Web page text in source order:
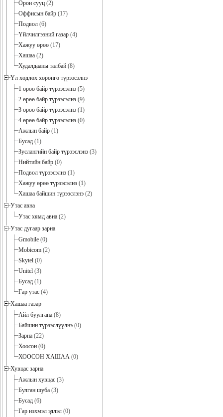
Орон сууц (2)
Оффисын байр (17)
Подвол (6)
Үйлчилгээний газар (4)
Хажуу өрөө (17)
Хашаа (2)
Худалдааны талбай (8)
Үл хөдлөх хөрөнгө түрээсэлнэ
1 өрөө байр түрээсэлнэ (5)
2 өрөө байр түрээсэлнэ (9)
3 өрөө байр түрээсэлнэ (1)
4 өрөө байр түрээсэлнэ (0)
Ажлын байр (1)
Бусад (1)
Зуслангийн байр түрээслэнэ (3)
Нийтийн байр (0)
Подвол түрээсэлнэ (1)
Хажуу өрөө түрээсэлнэ (1)
Хашаа байшин түрээслэнэ (2)
Утас авна
Утас хямд авна (2)
Утас дугаар зарна
Gmobile (0)
Mobicom (2)
Skytel (0)
Unitel (3)
Бусад (1)
Гар утас (4)
Хашаа газар
Айл буулгана (8)
Байшин түрээслүүлнэ (0)
Зарна (22)
Хоосон (0)
ХООСОН ХАШАА (0)
Хувцас зарна
Ажлын хувцас (3)
Булган шуба (3)
Бусад (6)
Гар нэхмэл эдлэл (0)